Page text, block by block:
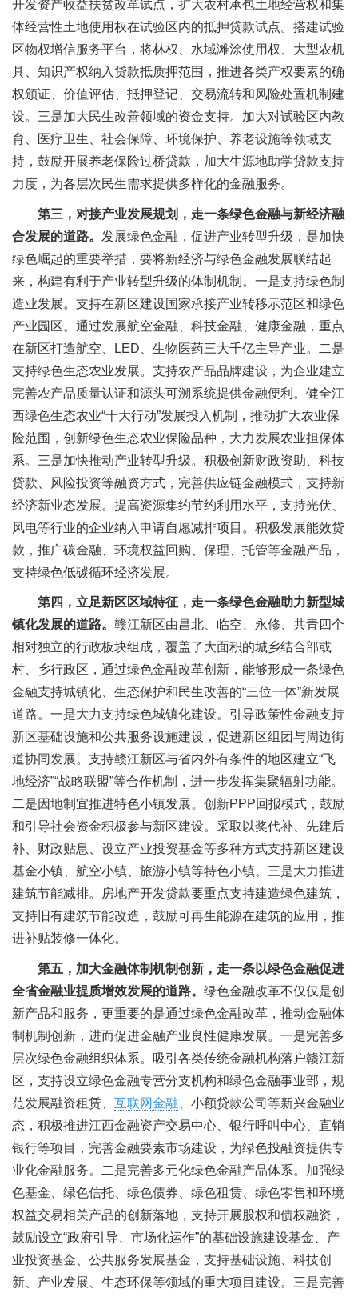
开发资产收益扶贫改革试点，扩大农村承包土地经营权和集
体经营性土地使用权在试验区内的抵押贷款试点。搭建试验
区物权增信服务平台，将林权、水域滩涂使用权、大型农机
具、知识产权纳入贷款抵质押范围，推进各类产权要素的确
权颁证、价值评估、抵押登记、交易流转和风险处置机制建
设。三是加大民生改善领域的资金支持。加大对试验区内教
育、医疗卫生、社会保障、环境保护、养老设施等领域支
持，鼓励开展养老保险过桥贷款，加大生源地助学贷款支持
力度，为各层次民生需求提供多样化的金融服务。
第三，对接产业发展规划，走一条绿色金融与新经济融
合发展的道路。 发展绿色金融，促进产业转型升级，是加快
绿色崛起的重要举措，要将新经济与绿色金融发展联结起
来，构建有利于产业转型升级的体制机制。一是支持绿色制
造业发展。支持在新区建设国家承接产业转移示范区和绿色
产业园区。通过发展航空金融、科技金融、健康金融，重点
在新区打造航空、LED、生物医药三大千亿主导产业。二是
支持绿色生态农业发展。支持农产品品牌建设，为企业建立
完善农产品质量认证和源头可溯系统提供金融便利。健全江
西绿色生态农业“十大行动”发展投入机制，推动扩大农业保
险范围，创新绿色生态农业保险品种，大力发展农业担保体
系。三是加快推动产业转型升级。积极创新财政资助、科技
贷款、风险投资等融资方式，完善供应链金融模式，支持新
经济新业态发展。提高资源集约节约利用水平，支持光伏、
风电等行业的企业纳入申请自愿减排项目。积极发展能效贷
款，推广碳金融、环境权益回购、保理、托管等金融产品，
支持绿色低碳循环经济发展。
第四，立足新区区域特征，走一条绿色金融助力新型城
镇化发展的道路。 赣江新区由昌北、临空、永修、共青四个
相对独立的行政板块组成，覆盖了大面积的城乡结合部或
村、乡行政区，通过绿色金融改革创新，能够形成一条绿色
金融支持城镇化、生态保护和民生改善的“三位一体”新发展
道路。一是大力支持绿色城镇化建设。引导政策性金融支持
新区基础设施和公共服务设施建设，促进新区组团与周边街
道协同发展。支持赣江新区与省内外有条件的地区建立“飞
地经济”“战略联盟”等合作机制，进一步发挥集聚辐射功能。
二是因地制宜推进特色小镇发展。创新PPP回报模式，鼓励
和引导社会资金积极参与新区建设。采取以奖代补、先建后
补、财政贴息、设立产业投资基金等多种方式支持新区建设
基金小镇、航空小镇、旅游小镇等特色小镇。三是大力推进
建筑节能减排。房地产开发贷款要重点支持建造绿色建筑，
支持旧有建筑节能改造，鼓励可再生能源在建筑的应用，推
进补贴装修一体化。
第五，加大金融体制机制创新，走一条以绿色金融促进
全省金融业提质增效发展的道路。 绿色金融改革不仅仅是创
新产品和服务，更重要的是通过绿色金融改革，推动金融体
制机制创新，进而促进金融产业良性健康发展。一是完善多
层次绿色金融组织体系。吸引各类传统金融机构落户赣江新
区，支持设立绿色金融专营分支机构和绿色金融事业部，规
范发展融资租赁、 互联网金融 、小额贷款公司等新兴金融业
态，积极推进江西金融资产交易中心、银行呼叫中心、直销
银行等项目，完善金融要素市场建设，为绿色投融资提供专
业化金融服务。二是完善多元化绿色金融产品体系。加强绿
色基金、绿色信托、绿色债券、绿色租赁、绿色零售和环境
权益交易相关产品的创新落地，支持开展股权和债权融资，
鼓励设立“政府引导、市场化运作”的基础设施建设基金、产
业投资基金、公共服务发展基金，支持基础设施、科技创
新、产业发展、生态环保等领域的重大项目建设。三是完善